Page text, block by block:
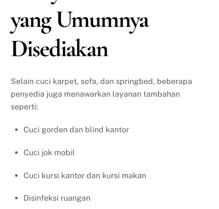
yang Umumnya
Disediakan
Selain cuci karpet, sofa, dan springbed, beberapa
penyedia juga menawarkan layanan tambahan
seperti:
Cuci gorden dan blind kantor
Cuci jok mobil
Cuci kursi kantor dan kursi makan
Disinfeksi ruangan